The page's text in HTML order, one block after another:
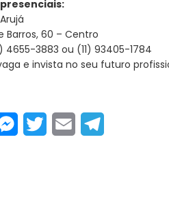
Barros, 60 – Centro
4655-3883 ou (11) 93405-1784
e invista no seu futuro
Messenger
Twitter Email